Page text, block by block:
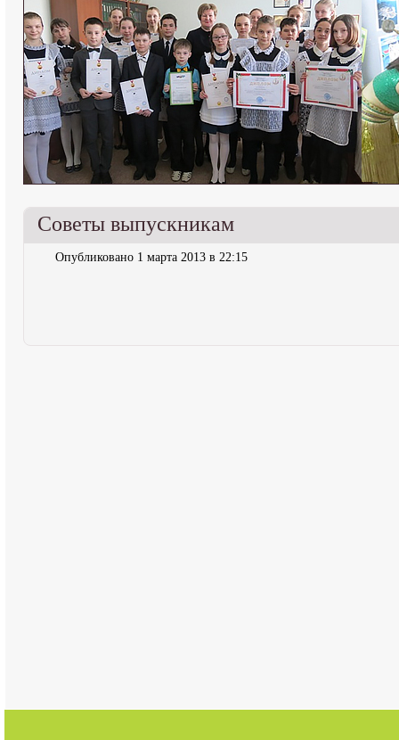
Советы выпускникам
Опубликовано 1 марта 2013 в 22:15